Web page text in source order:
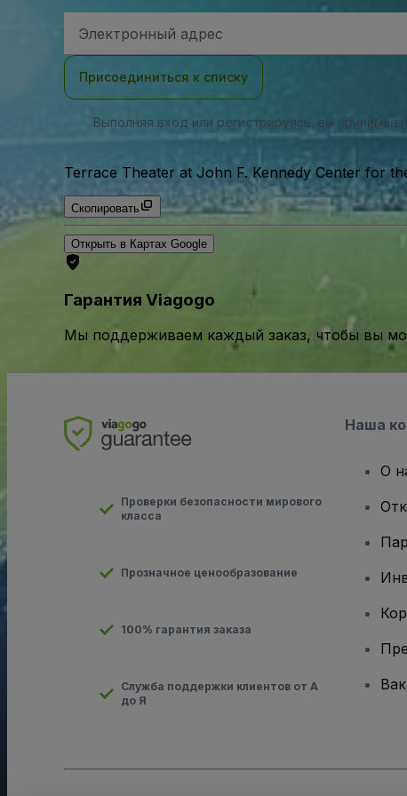
электронной
Присоединиться к списку
Выполняя вход или регистрируясь, вы
Terrace Theater at John F. Kennedy Center for
Скопировать
Открыть в Картах Google
Гарантия Viagogo
Мы поддерживаем каждый заказ, чтобы вы
Проверки безопасности мирового
класса
Прозначное ценообразование
100% гарантия заказа
Служба поддержки клиентов от А
до Я
Наша
О